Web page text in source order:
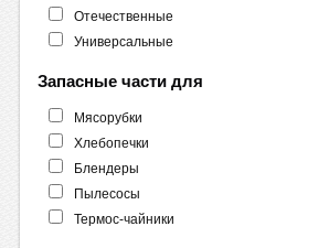
Отечественные
Универсальные
Запасные части для
Мясорубки
Хлебопечки
Блендеры
Пылесосы
Термос-чайники